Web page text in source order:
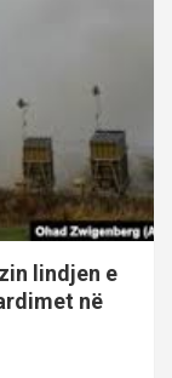
lindjen e
në